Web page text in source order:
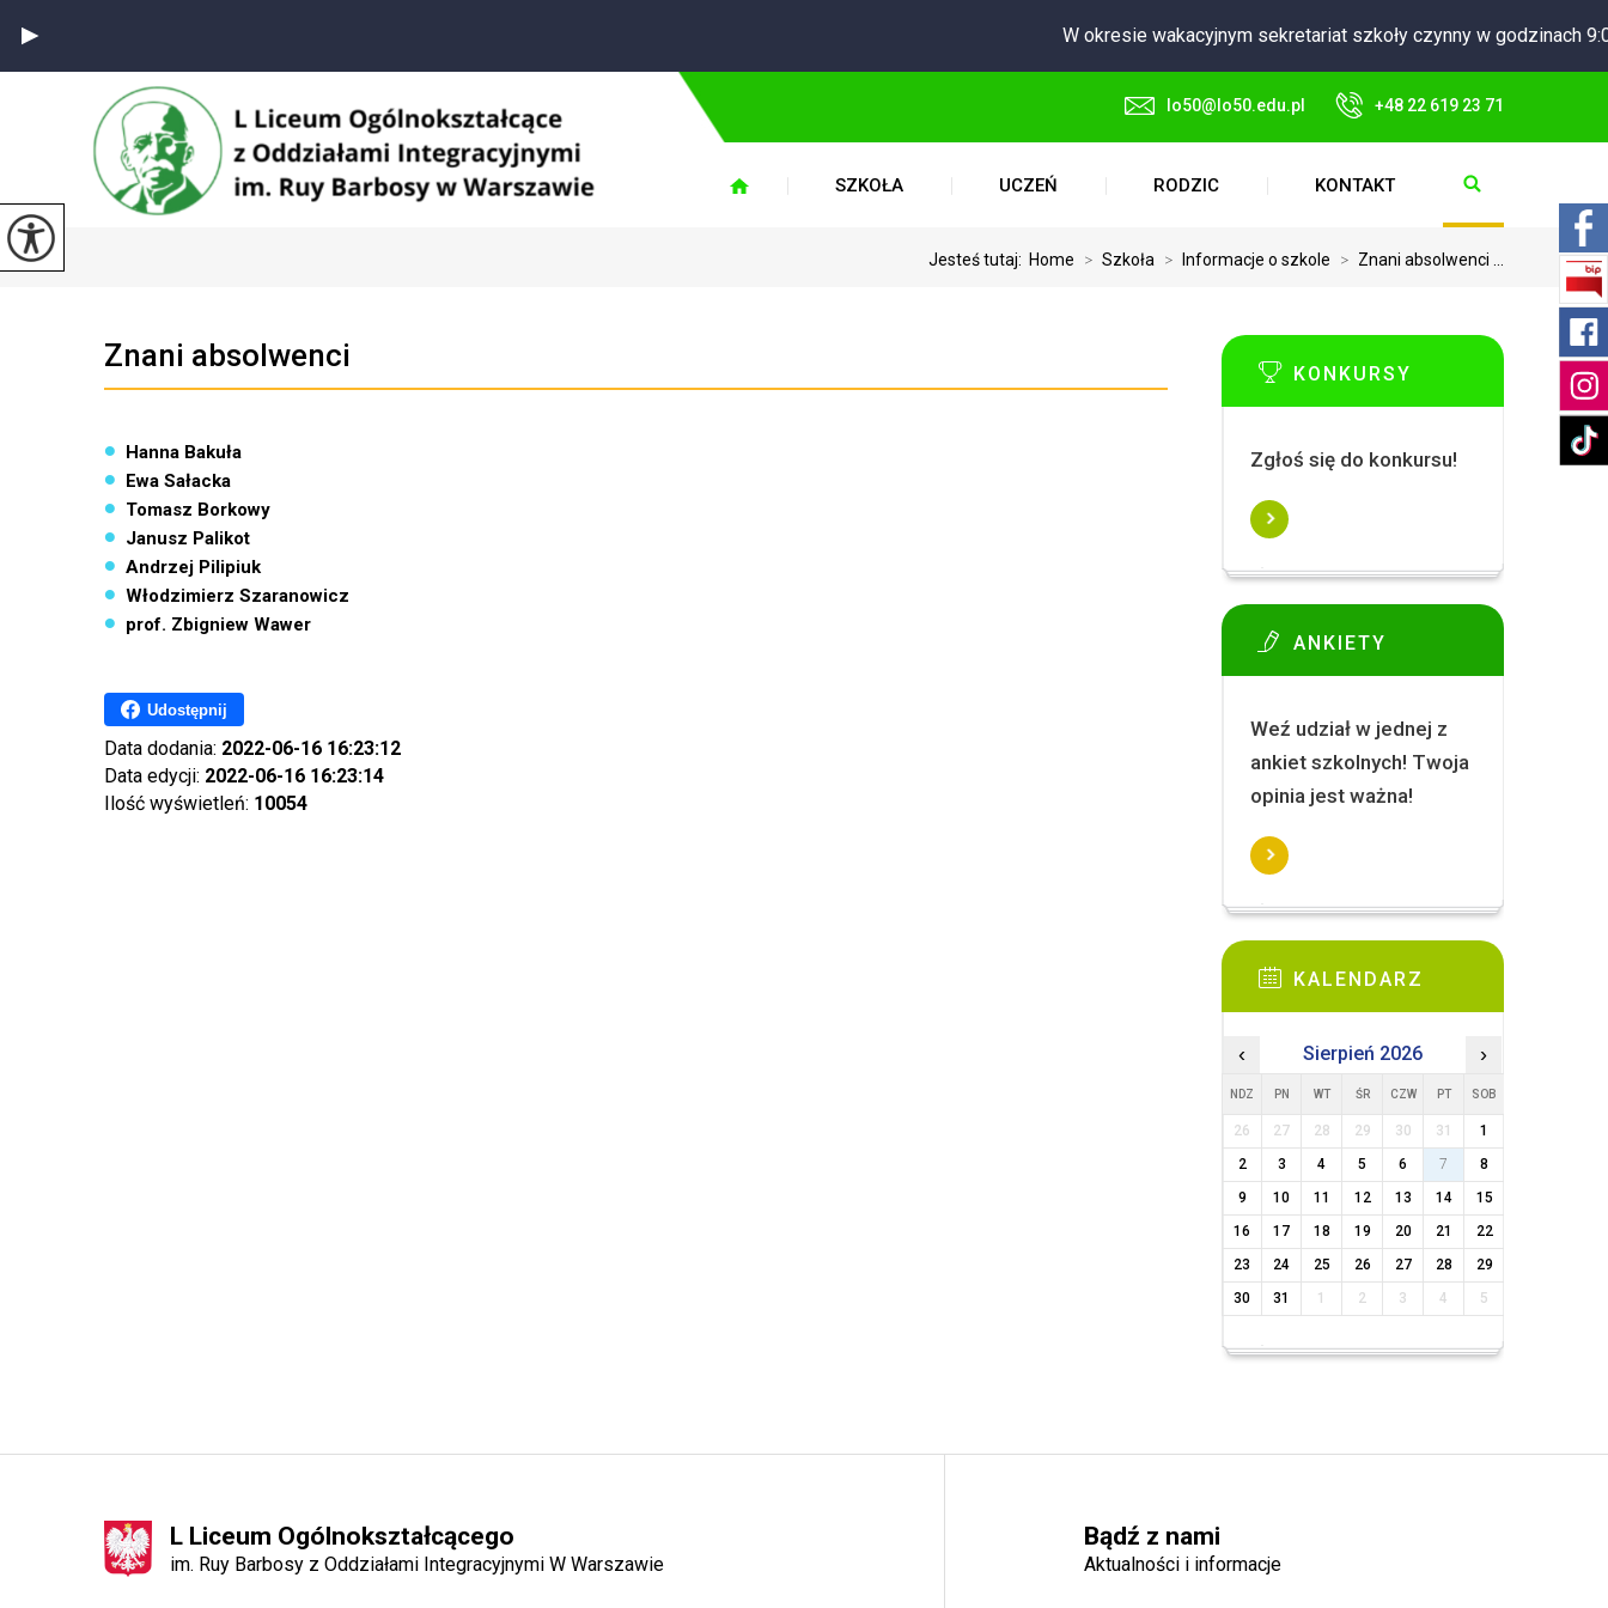
W okresie wakacyjnym sekretariat szkoły czynny w godzinach
lo50@lo50.edu.pl +48 22 619 23 71
SZKOŁA UCZEŃ RODZIC KONTAKT
Jesteś tutaj: Home > Szkoła > Informacje o szkole > Znani absolwenci ...
Znani absolwenci
Hanna Bakuła
Ewa Sałacka
Tomasz Borkowy
Janusz Palikot
Andrzej Pilipiuk
Włodzimierz Szaranowicz
prof. Zbigniew Wawer
Udostępnij
Data dodania: 2022-06-16 16:23:12
Data edycji: 2022-06-16 16:23:14
Ilość wyświetleń: 10054
KONKURSY
Zgłoś się do konkursu!
ANKIETY
Weź udział w jednej z
ankiet szkolnych! Twoja
opinia jest ważna!
KALENDARZ
‹ Sierpień 2026 ›
NDZ PN WT ŚR CZW PT SOB
26 27 28 29 30 31
1
2
3 4 5 6 7
8
9
10 11 12 13 14
15
16
17 18 19 20 21
22
23
24 25 26 27 28
29
30
31 1 2 3 4 5
L Liceum Ogólnokształcącego
im. Ruy Barbosy z Oddziałami Integracyjnymi W Warszawie
Bądź z nami
Aktualności i informacje